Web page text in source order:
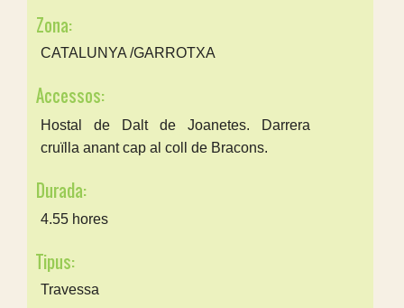
Zona:
CATALUNYA /GARROTXA
Accessos:
Hostal de Dalt de Joanetes. Darrera
cruïlla anant cap al coll de Bracons.
Durada:
4.55 hores
Tipus:
Travessa